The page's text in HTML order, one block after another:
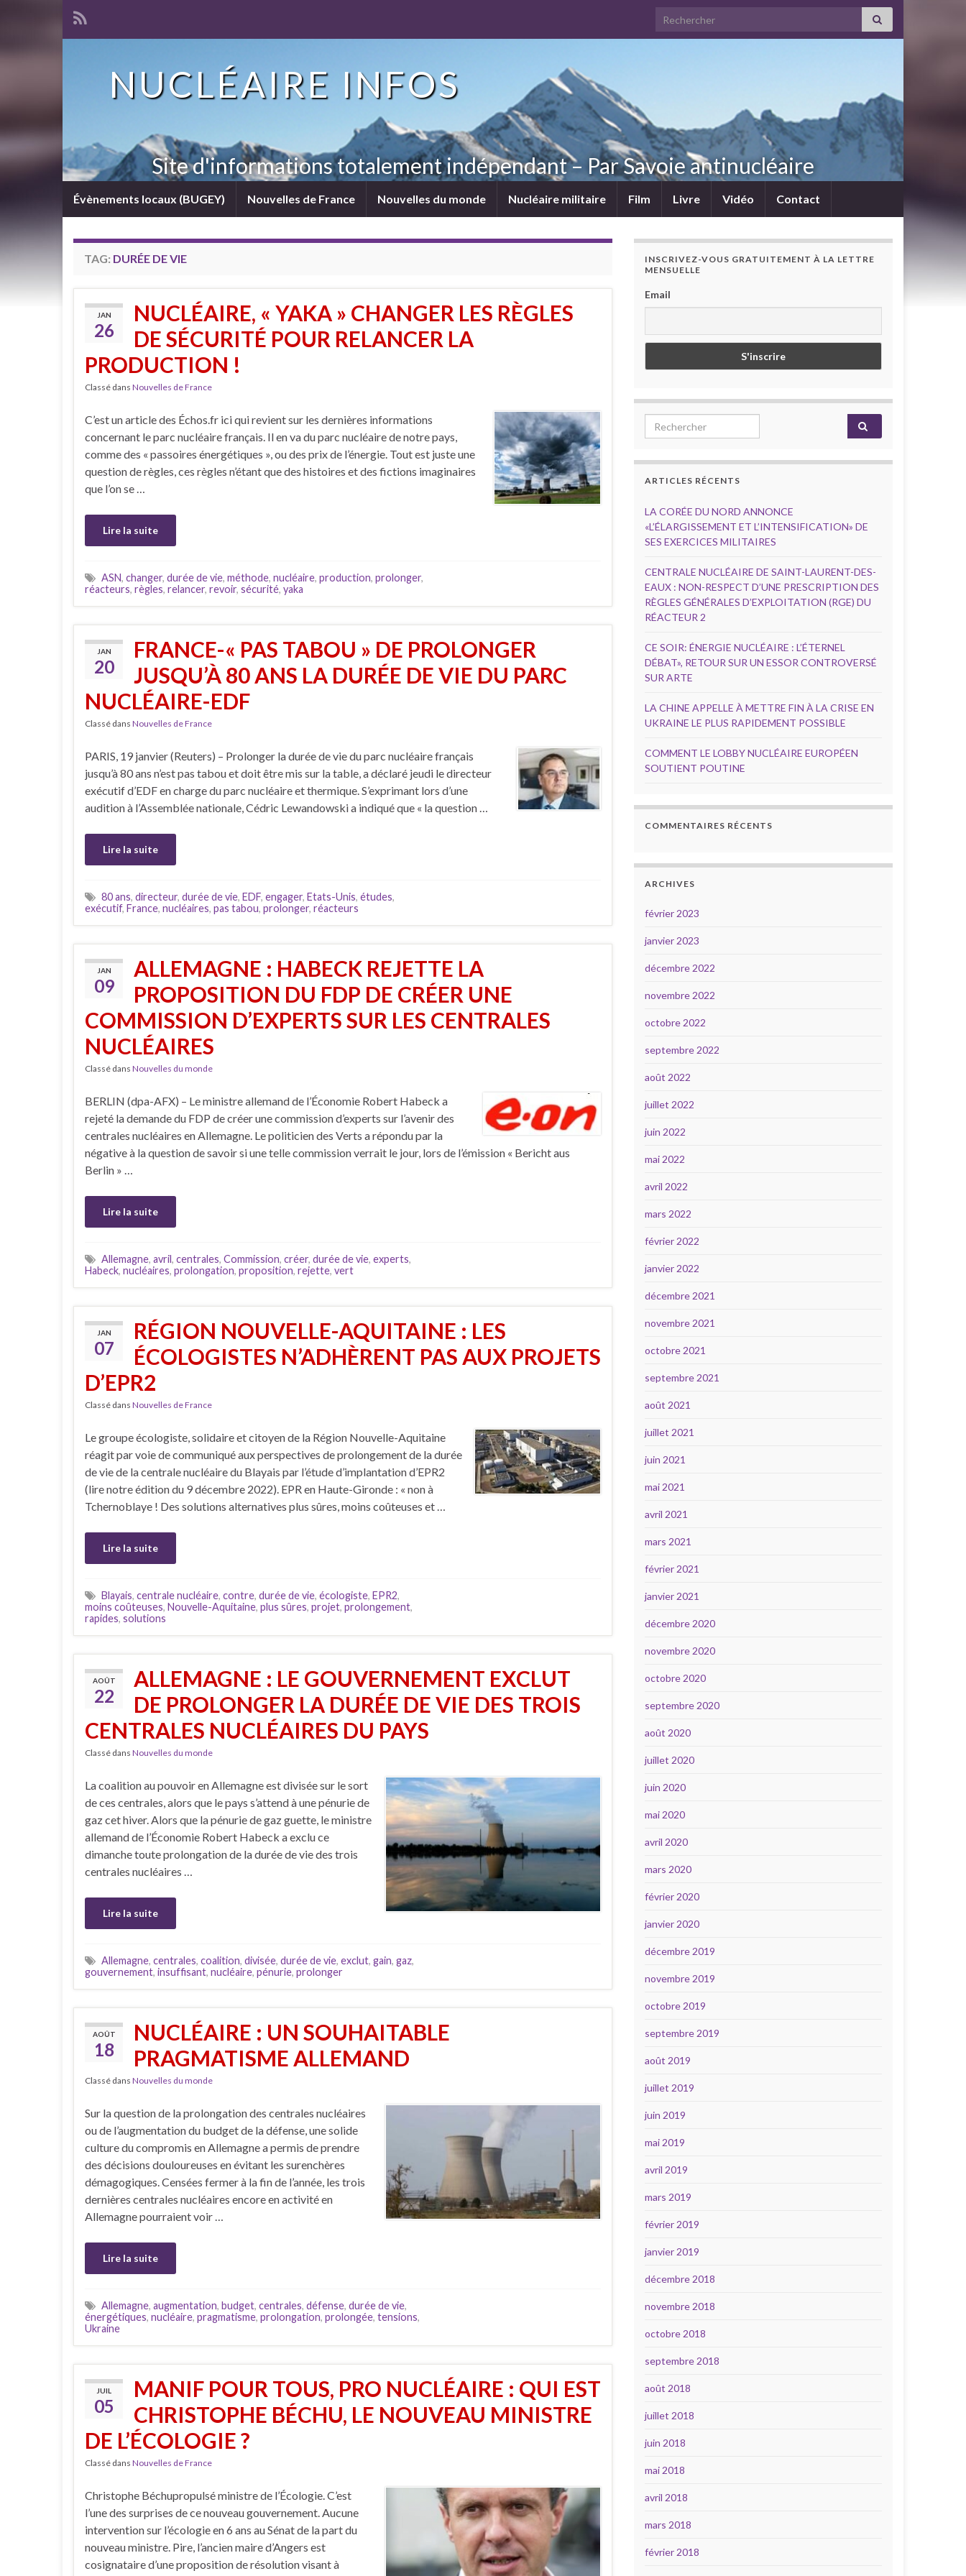
Search for:
NUCLÉAIRE INFOS
Site d'informations totalement indépendant – Par Savoie antinucléaire
Évènements locaux (BUGEY) Nouvelles de France Nouvelles du monde Nucléaire militaire Film Livre Vidéo Contact
TAG: DURÉE DE VIE
JAN
26
NUCLÉAIRE, « YAKA » CHANGER LES RÈGLES
DE SÉCURITÉ POUR RELANCER LA
PRODUCTION !
Classé dans Nouvelles de France
C’est un article des Échos.fr ici qui revient sur les dernières informations
concernant le parc nucléaire français. Il en va du parc nucléaire de notre pays,
comme des « passoires énergétiques », ou des prix de l’énergie. Tout est juste une
question de règles, ces règles n’étant que des histoires et des fictions imaginaires
que l’on se …
Lire la suite
ASN, changer, durée de vie, méthode, nucléaire, production, prolonger,
réacteurs, règles, relancer, revoir, sécurité, yaka
JAN
20
FRANCE-« PAS TABOU » DE PROLONGER
JUSQU’À 80 ANS LA DURÉE DE VIE DU PARC
NUCLÉAIRE-EDF
Classé dans Nouvelles de France
PARIS, 19 janvier (Reuters) – Prolonger la durée de vie du parc nucléaire français
jusqu’à 80 ans n’est pas tabou et doit être mis sur la table, a déclaré jeudi le directeur
exécutif d’EDF en charge du parc nucléaire et thermique. S’exprimant lors d’une
audition à l’Assemblée nationale, Cédric Lewandowski a indiqué que « la question …
Lire la suite
80 ans, directeur, durée de vie, EDF, engager, Etats-Unis, études,
exécutif, France, nucléaires, pas tabou, prolonger, réacteurs
JAN
09
ALLEMAGNE : HABECK REJETTE LA
PROPOSITION DU FDP DE CRÉER UNE
COMMISSION D’EXPERTS SUR LES CENTRALES
NUCLÉAIRES
Classé dans Nouvelles du monde
BERLIN (dpa-AFX) – Le ministre allemand de l’Économie Robert Habeck a
rejeté la demande du FDP de créer une commission d’experts sur l’avenir des
centrales nucléaires en Allemagne. Le politicien des Verts a répondu par la
négative à la question de savoir si une telle commission verrait le jour, lors de l’émission « Bericht aus
Berlin » …
Lire la suite
Allemagne, avril, centrales, Commission, créer, durée de vie, experts,
Habeck, nucléaires, prolongation, proposition, rejette, vert
JAN
07
RÉGION NOUVELLE-AQUITAINE : LES
ÉCOLOGISTES N’ADHÈRENT PAS AUX PROJETS
D’EPR2
Classé dans Nouvelles de France
Le groupe écologiste, solidaire et citoyen de la Région Nouvelle-Aquitaine
réagit par voie de communiqué aux perspectives de prolongement de la durée
de vie de la centrale nucléaire du Blayais par l’étude d’implantation d’EPR2
(lire notre édition du 9 décembre 2022). EPR en Haute-Gironde : « non à
Tchernoblaye ! Des solutions alternatives plus sûres, moins coûteuses et …
Lire la suite
Blayais, centrale nucléaire, contre, durée de vie, écologiste, EPR2,
moins coûteuses, Nouvelle-Aquitaine, plus sûres, projet, prolongement,
rapides, solutions
AOÛT
22
ALLEMAGNE : LE GOUVERNEMENT EXCLUT
DE PROLONGER LA DURÉE DE VIE DES TROIS
CENTRALES NUCLÉAIRES DU PAYS
Classé dans Nouvelles du monde
La coalition au pouvoir en Allemagne est divisée sur le sort
de ces centrales, alors que le pays s’attend à une pénurie de
gaz cet hiver. Alors que la pénurie de gaz guette, le ministre
allemand de l’Économie Robert Habeck a exclu ce
dimanche toute prolongation de la durée de vie des trois
centrales nucléaires …
Lire la suite
Allemagne, centrales, coalition, divisée, durée de vie, exclut, gain, gaz,
gouvernement, insuffisant, nucléaire, pénurie, prolonger
AOÛT
18
NUCLÉAIRE : UN SOUHAITABLE
PRAGMATISME ALLEMAND
Classé dans Nouvelles du monde
Sur la question de la prolongation des centrales nucléaires
ou de l’augmentation du budget de la défense, une solide
culture du compromis en Allemagne a permis de prendre
des décisions douloureuses en évitant les surenchères
démagogiques. Censées fermer à la fin de l’année, les trois
dernières centrales nucléaires encore en activité en
Allemagne pourraient voir …
Lire la suite
Allemagne, augmentation, budget, centrales, défense, durée de vie,
énergétiques, nucléaire, pragmatisme, prolongation, prolongée, tensions,
Ukraine
JUIL
05
MANIF POUR TOUS, PRO NUCLÉAIRE : QUI EST
CHRISTOPHE BÉCHU, LE NOUVEAU MINISTRE
DE L’ÉCOLOGIE ?
Classé dans Nouvelles de France
Christophe Béchupropulsé ministre de l’Écologie. C’est
l’une des surprises de ce nouveau gouvernement. Aucune
intervention sur l’écologie en 6 ans au Sénat de la part du
nouveau ministre. Pire, l’ancien maire d’Angers est
cosignataire d’une proposition de résolution visant à
INSCRIVEZ-VOUS GRATUITEMENT À LA LETTRE
MENSUELLE
Email
Search for:
ARTICLES RÉCENTS
LA CORÉE DU NORD ANNONCE
«L’ÉLARGISSEMENT ET L’INTENSIFICATION» DE
SES EXERCICES MILITAIRES
CENTRALE NUCLÉAIRE DE SAINT-LAURENT-DES-
EAUX : NON-RESPECT D’UNE PRESCRIPTION DES
RÈGLES GÉNÉRALES D’EXPLOITATION (RGE) DU
RÉACTEUR 2
CE SOIR: ÉNERGIE NUCLÉAIRE : L’ÉTERNEL
DÉBAT», RETOUR SUR UN ESSOR CONTROVERSÉ
SUR ARTE
LA CHINE APPELLE À METTRE FIN À LA CRISE EN
UKRAINE LE PLUS RAPIDEMENT POSSIBLE
COMMENT LE LOBBY NUCLÉAIRE EUROPÉEN
SOUTIENT POUTINE
COMMENTAIRES RÉCENTS
ARCHIVES
février 2023
janvier 2023
décembre 2022
novembre 2022
octobre 2022
septembre 2022
août 2022
juillet 2022
juin 2022
mai 2022
avril 2022
mars 2022
février 2022
janvier 2022
décembre 2021
novembre 2021
octobre 2021
septembre 2021
août 2021
juillet 2021
juin 2021
mai 2021
avril 2021
mars 2021
février 2021
janvier 2021
décembre 2020
novembre 2020
octobre 2020
septembre 2020
août 2020
juillet 2020
juin 2020
mai 2020
avril 2020
mars 2020
février 2020
janvier 2020
décembre 2019
novembre 2019
octobre 2019
septembre 2019
août 2019
juillet 2019
juin 2019
mai 2019
avril 2019
mars 2019
février 2019
janvier 2019
décembre 2018
novembre 2018
octobre 2018
septembre 2018
août 2018
juillet 2018
juin 2018
mai 2018
avril 2018
mars 2018
février 2018